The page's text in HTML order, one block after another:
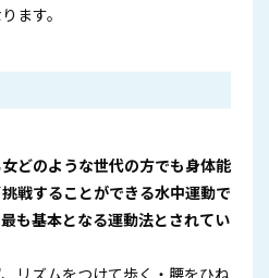
ます。
どのような世代の方でも身体能
戦することができる水中運動で
も基本となる運動法とされてい